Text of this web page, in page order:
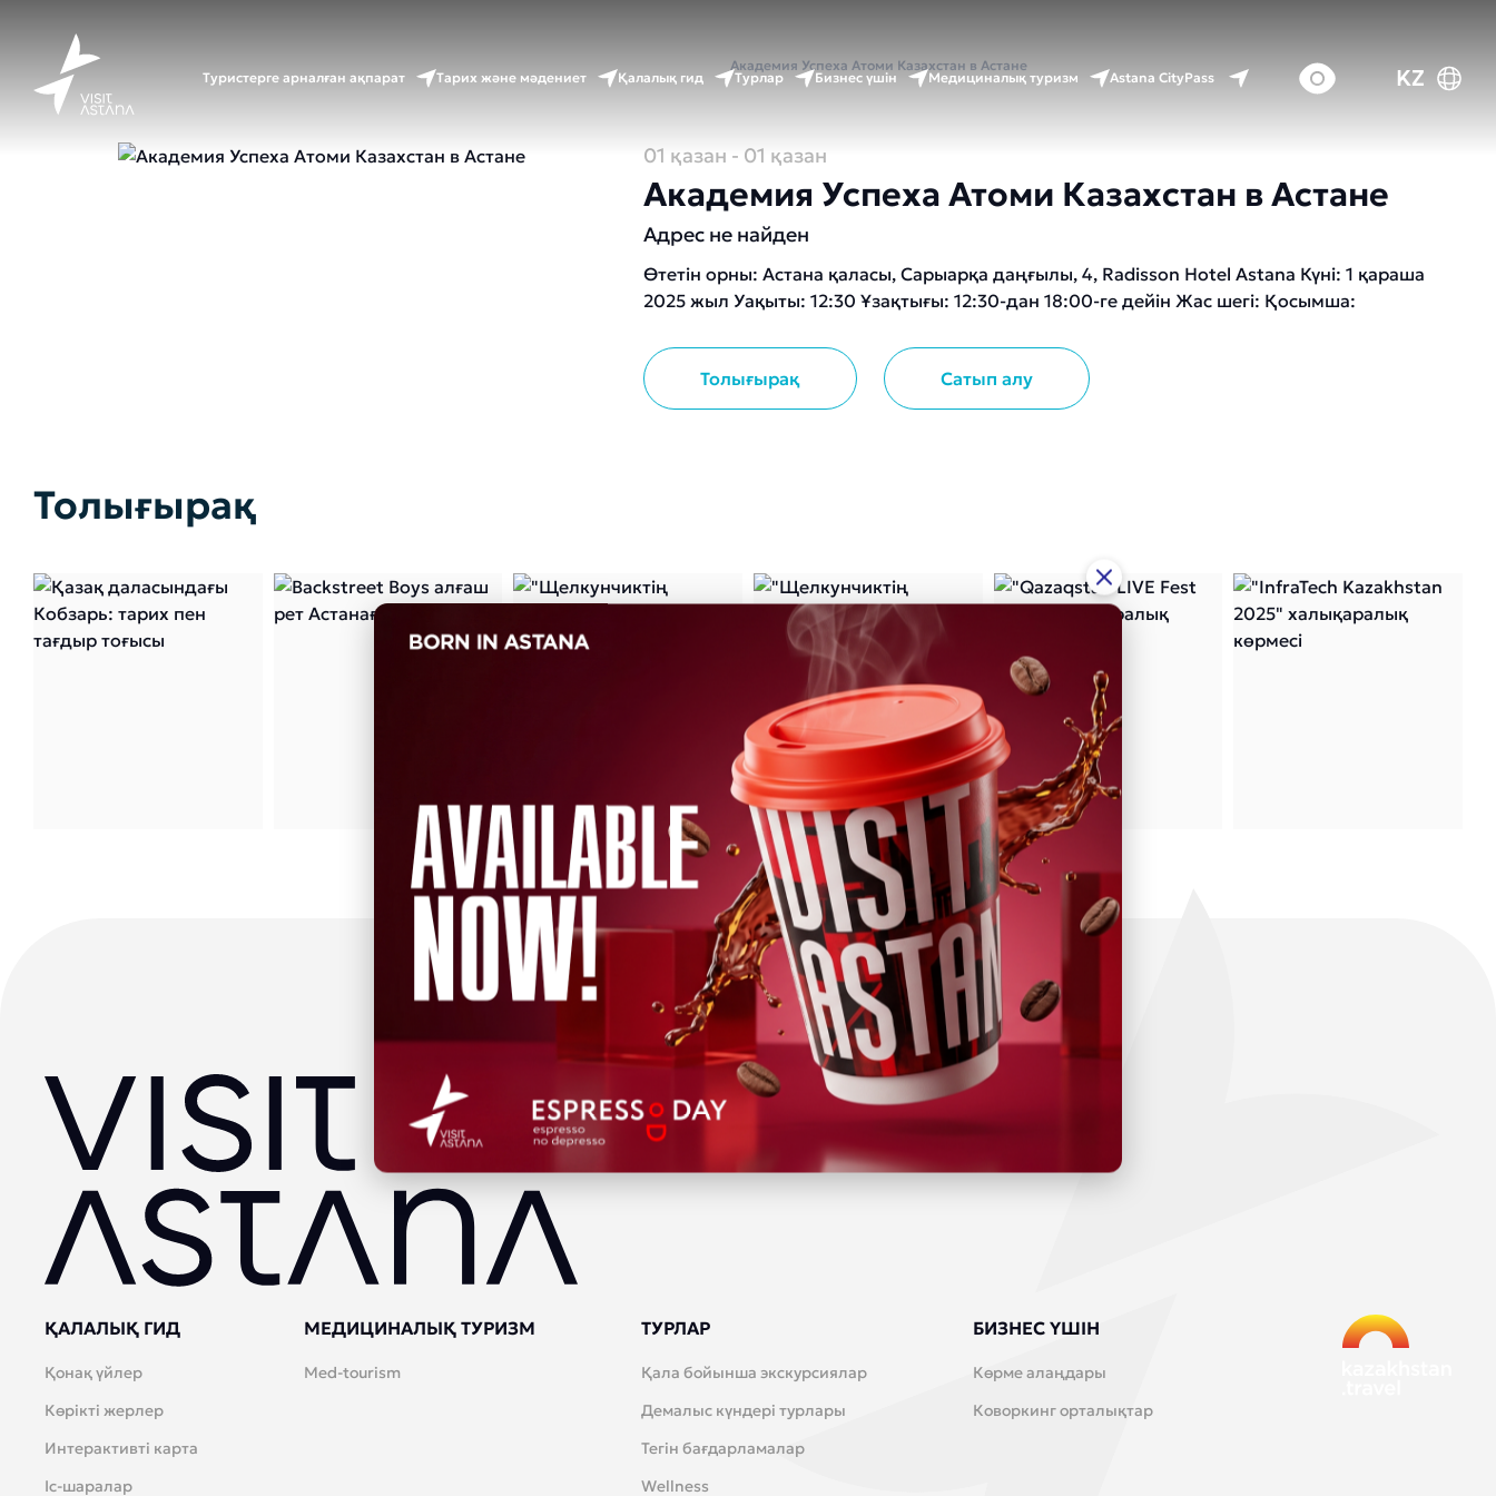
Туристерге арналған ақпарат Тарих және мәдениет Қалалық гид Турлар Бизнес үшін Медициналық туризм Astana CityPass KZ
Оқиғалар күнтізбесі Академия Успеха Атоми Казахстан в Астане
01 қазан - 01 қазан
Академия Успеха Атоми Казахстан в Астане
Адрес не найден
Өтетін орны: Астана қаласы, Сарыарқа даңғылы, 4, Radisson Hotel Astana Күні: 1 қараша
2025 жыл Уақыты: 12:30 Ұзақтығы: 12:30-дан 18:00-ге дейін Жас шегі: Қосымша:
Толығырақ Сатып алу
Толығырақ
ҚАЛАЛЫҚ ГИД
Қонақ үйлер
Көрікті жерлер
Интерактивті карта
Іс-шаралар
МЕДИЦИНАЛЫҚ ТУРИЗМ
Med-tourism
ТУРЛАР
Қала бойынша экскурсиялар
Демалыс күндері турлары
Тегін бағдарламалар
Wellness
БИЗНЕС ҮШІН
Көрме алаңдары
Коворкинг орталықтар